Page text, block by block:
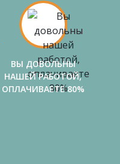
ВЫ ДОВОЛЬНЫ
НАШЕЙ РАБОТОЙ,
ОПЛАЧИВАЕТЕ 80%